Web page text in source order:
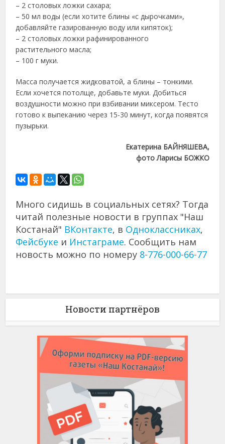
– 2 столовых ложки сахара;
– 50 мл воды (если хотите блины «с дырочками»,
добавляйте газированную воду или кипяток);
– 2 столовых ложки рафинированного
растительного масла;
– 100 г муки.
Масса получается жидковатой, а блины – тонкими.
Если хочется потолще, добавьте муки. Добиться
воздушности можно при взбивании миксером. Тесто
готово к выпеканию через 15-30 минут, когда появятся
пузырьки.
Екатерина БАЙНЯШЕВА,
фото Ларисы БОЖКО
Много сидишь в социальных сетях? Тогда
читай полезные новости в группах "Наш
Костанай" ВКонтакте, в Одноклассниках,
Фейсбуке и Инстаграме. Сообщить нам
новость можно по номеру 8-776-000-66-77
Новости партнёров